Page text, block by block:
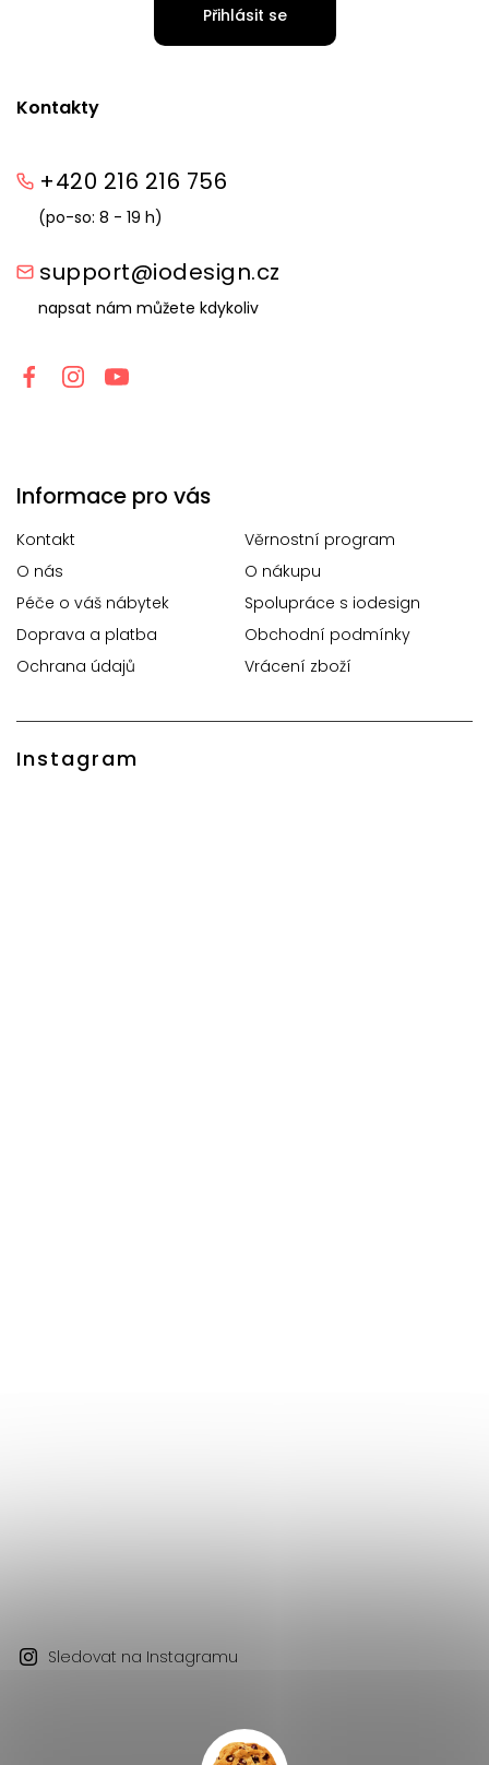
Kontakty
+420 216 216 756
(po-so: 8 - 19 h)
support@iodesign.cz
napsat nám můžete kdykoliv
Informace pro vás
Kontakt
Věrnostní program
O nás
O nákupu
Péče o váš nábytek
Spolupráce s iodesign
Doprava a platba
Obchodní podmínky
Ochrana údajů
Vrácení zboží
Instagram
Sledovat na Instagramu
Přihlásit se